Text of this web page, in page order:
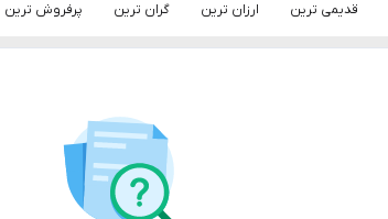
قدیمی ترین ارزان ترین گران ترین پرفروش ترین